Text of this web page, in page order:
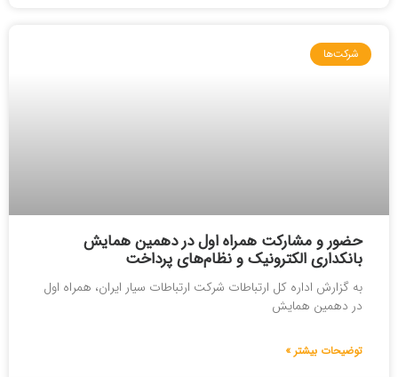
شرکت‌ها
حضور و مشارکت همراه اول در دهمین همایش
بانکداری الکترونیک و نظام‌های پرداخت
به گزارش اداره کل ارتباطات شرکت ارتباطات سیار ایران، همراه اول
در دهمین همایش
توضیحات بیشتر »